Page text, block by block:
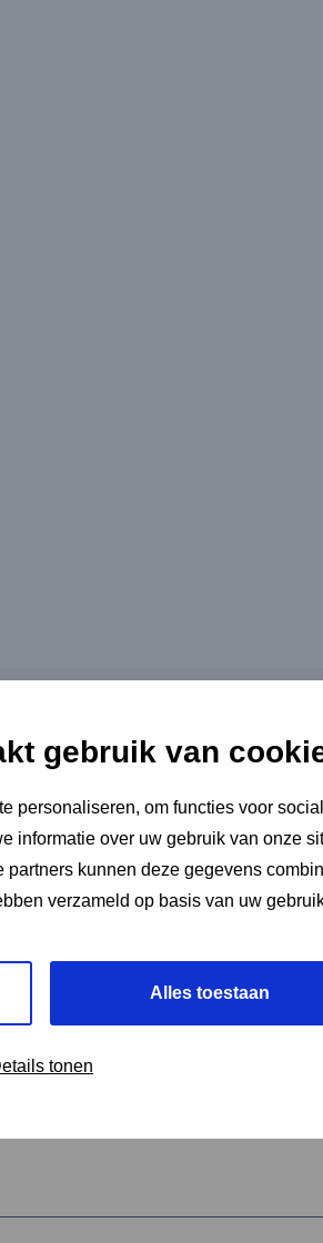
gebruik van
personaliseren, om functies voor
informatie over uw gebruik van onze
kunnen deze gegevens
verzameld op basis van uw
Alles toestaan
tonen
2